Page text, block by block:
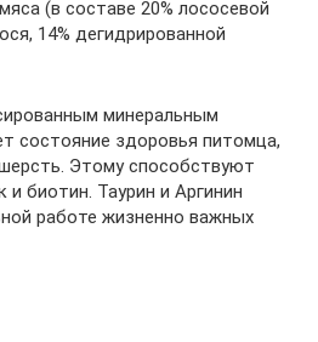
(в составе 20% лососевой
14% дегидрированной
минеральным
состояние здоровья питомца,
Этому способствуют
биотин. Таурин и Аргинин
работе жизненно важных